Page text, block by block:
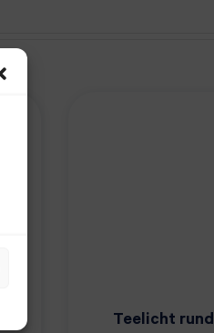
Teelicht rund